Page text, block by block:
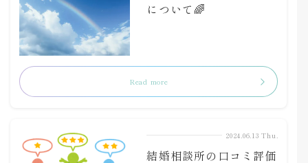
について🌈
Read more
2024.06.13 Thu.
結婚相談所の口コミ評価